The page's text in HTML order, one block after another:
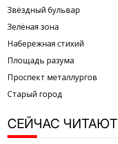
Звёздный бульвар
Зелёная зона
Набережная стихий
Площадь разума
Проспект металлургов
Старый город
СЕЙЧАС ЧИТАЮТ